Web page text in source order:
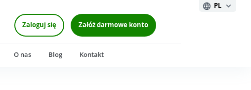
Zaloguj się Załóż darmowe konto
PL
O nas Blog Kontakt